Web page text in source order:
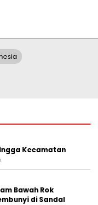
Kecamatan
Bawah Rok
di Sandal